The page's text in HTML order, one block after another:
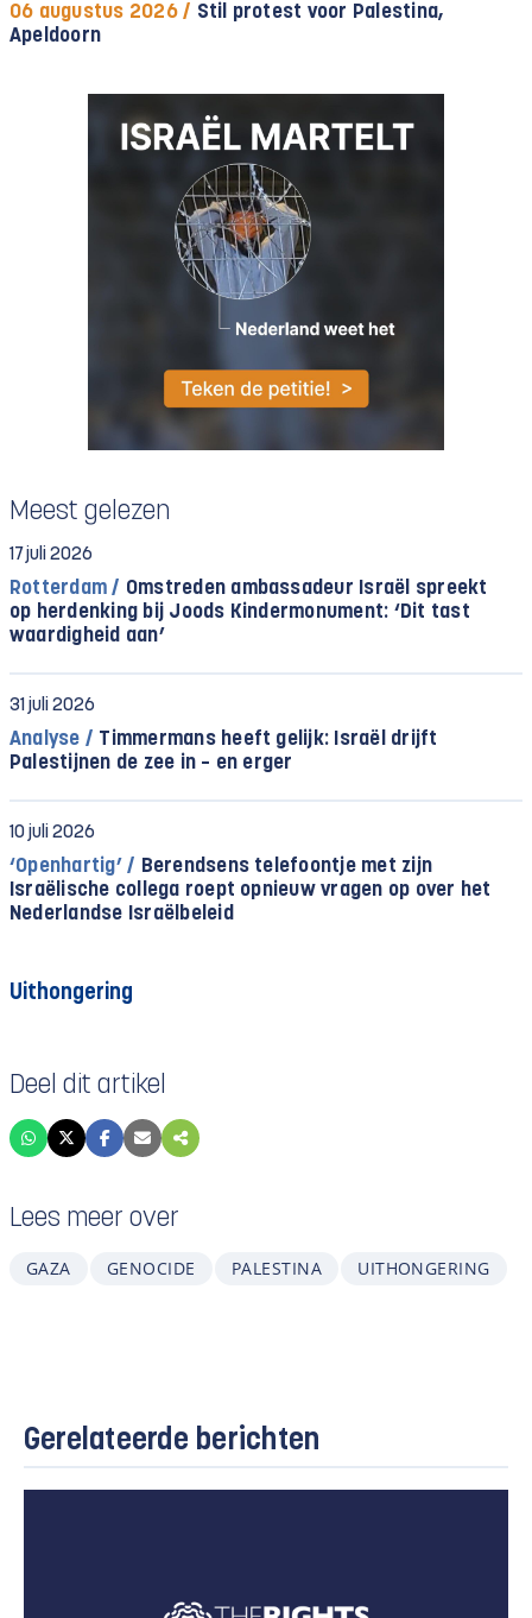
06 augustus 2026 / Stil protest voor Palestina,
Apeldoorn
Meest gelezen
17 juli 2026
Rotterdam / Omstreden ambassadeur Israël spreekt
op herdenking bij Joods Kindermonument: ‘Dit tast
waardigheid aan’
31 juli 2026
Analyse / Timmermans heeft gelijk: Israël drijft
Palestijnen de zee in – en erger
10 juli 2026
‘Openhartig’ / Berendsens telefoontje met zijn
Israëlische collega roept opnieuw vragen op over het
Nederlandse Israëlbeleid
Uithongering
Deel dit artikel
Lees meer over
GAZA GENOCIDE PALESTINA UITHONGERING
Gerelateerde berichten